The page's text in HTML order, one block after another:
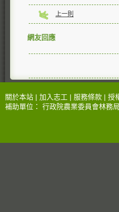
上一則
網友回應
關於本站 | 加入志工 | 服務條款 | 授
補助單位： 行政院農業委員會林務局